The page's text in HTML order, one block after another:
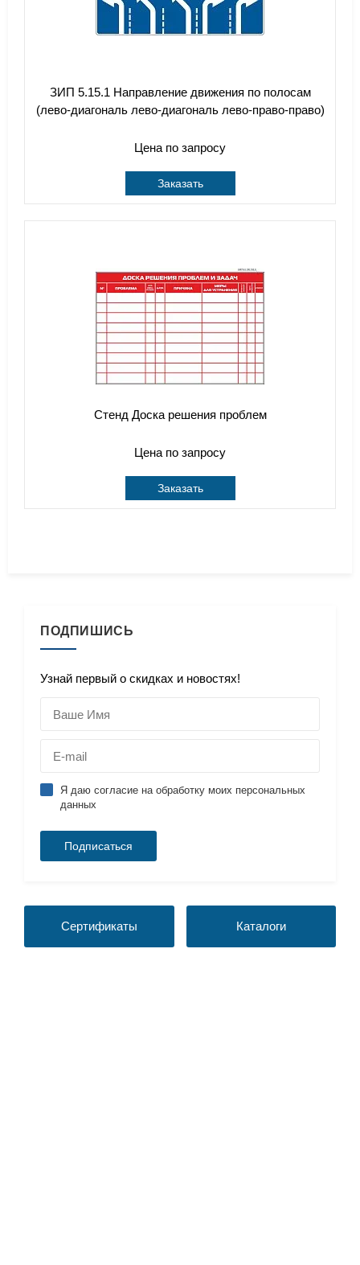
ПОДПИШИСЬ
Узнай первый о скидках и новостях!
Я даю согласие на обработку моих персональных
данных
Сертификаты Каталоги
ЗИП 5.15.1 Направление движения по полосам
(лево-диагональ лево-диагональ лево-право-право)
Цена по запросу
Заказать
Стенд Доска решения проблем
Цена по запросу
Заказать